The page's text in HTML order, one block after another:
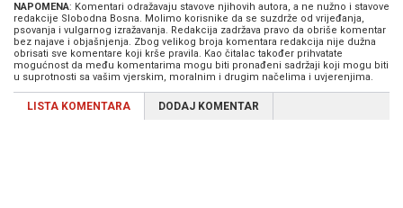
NAPOMENA: Komentari odražavaju stavove njihovih autora, a ne nužno i stavove
redakcije Slobodna Bosna. Molimo korisnike da se suzdrže od vrijeđanja,
psovanja i vulgarnog izražavanja. Redakcija zadržava pravo da obriše komentar
bez najave i objašnjenja. Zbog velikog broja komentara redakcija nije dužna
obrisati sve komentare koji krše pravila. Kao čitalac također prihvatate
mogućnost da među komentarima mogu biti pronađeni sadržaji koji mogu biti
u suprotnosti sa vašim vjerskim, moralnim i drugim načelima i uvjerenjima.
LISTA KOMENTARA DODAJ KOMENTAR